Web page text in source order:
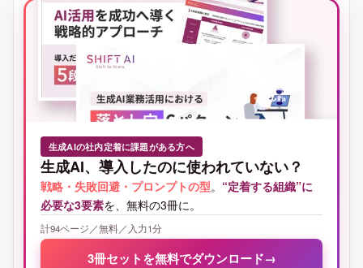
生成AIの社内定着に課題がある方へ
生成AI、導入したのに使われていない？
戦略・失敗回避・プロンプトの型。 “定着する組織”に
必要な3要素を、無料の3冊に。
計94ページ／無料／入力1分
3冊セットを無料でダウンロード→